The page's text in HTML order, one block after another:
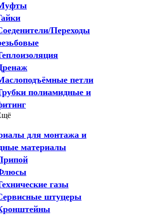
Переходы
петли
полиамидные и
для монтажа и
материалы
газы
штуцеры